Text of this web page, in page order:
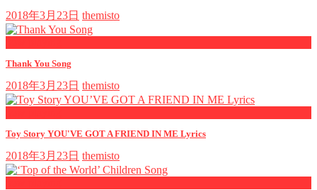
2018年3月23日 themisto
Thank You Song
2018年3月23日 themisto
Toy Story YOU'VE GOT A FRIEND IN ME Lyrics
2018年3月23日 themisto